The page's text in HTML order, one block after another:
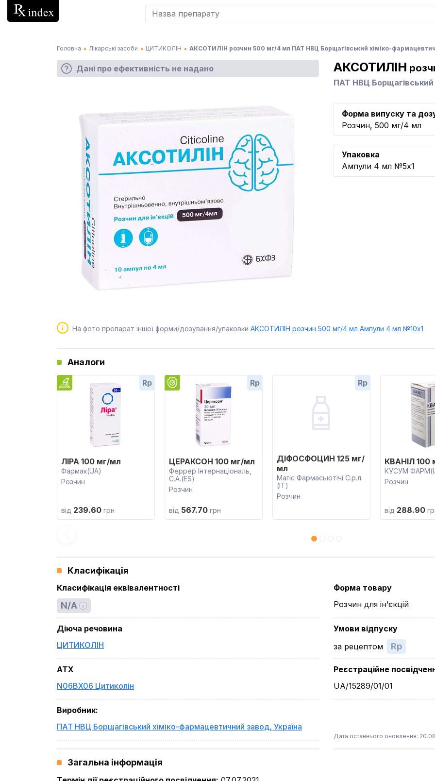
Головна Лікарські засоби ЦИТИКОЛІН АКСОТИЛІН розчин 500 мг/4 мл ПАТ НВЦ Борщагівський хіміко-
Дані про ефективність не надано АКСОТИЛІН
ПАТ НВЦ Борщагівський
Форма випуску та
Розчин, 500 мг/4 мл
Упаковка
Ампули 4 мл №5x1
На фото препарат іншої форми/дозування/упаковки АКСОТИЛІН розчин 500 мг/4 мл Ампули 4 мл №10x1
Аналоги
Rp
ЛІРА 100 мг/мл
Фармак(UA)
Розчин
від 239.60 грн
Rp
ЦЕРАКСОН 100 мг/мл
Феррер Інтернаціональ,
С.А.(ES)
Розчин
від 567.70 грн
Rp
ДІФОСФОЦИН 125 мг/
мл
Магіс Фармасьютічі С.р.л.
(IT)
Розчин
КВАНІЛ 100
КУСУМ
Розчин
від 288.90
Класифікація
Класифікація еквівалентності
N/A
Діюча речовина
ЦИТИКОЛІН
ATX
N06BX06 Цитиколін
Виробник:
ПАТ НВЦ Борщагівський хіміко-фармацевтичний завод, Україна
Форма товару
Розчин для ін’єкцій
Умови відпуску
за рецептом
Rp
Реєстраційне
UA/15289/01/01
Дата останнього оновлення:
Загальна інформація